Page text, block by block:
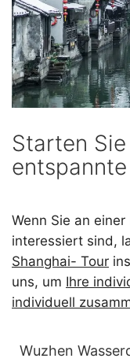
Starten
Wenn Sie an
interessiert sind,
Shanghai- Tour
uns, um Ihre
individuell
Wuzhen